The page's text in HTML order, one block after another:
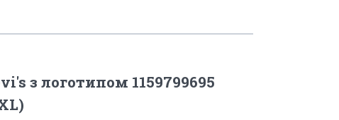
з логотипом 1159799695